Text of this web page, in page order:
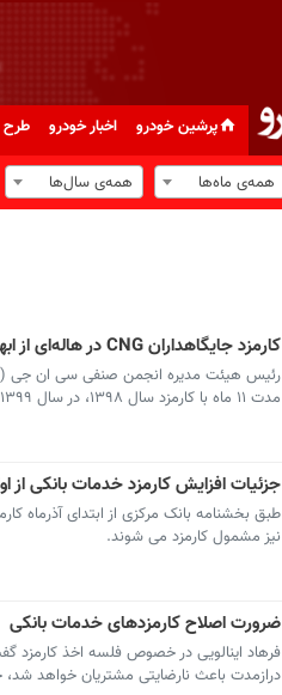
پرشین خودرو اخبار خودرو
همه‌ی ماه‌ها همه‌ی سال‌ها
کارمزد جایگاهداران CNG در هاله‌ای از ابهام
مدت ۱۱ ماه با کارمزد سال ۱۳۹۸، در سال ۱۳۹۹ کار کرده اند.
جزئیات افزایش کارمزد خدمات بانکی از
طبق بخشنامه بانک مرکزی از ابتدای آذرماه
نیز مشمول کارمزد می شوند.
ضرورت اصلاح کارمزدهای خدمات بانکی
فرهاد اینالویی در خصوص فلسه اخذ کارمزد
درازمدت باعث نارضایتی مشتریان خواهد